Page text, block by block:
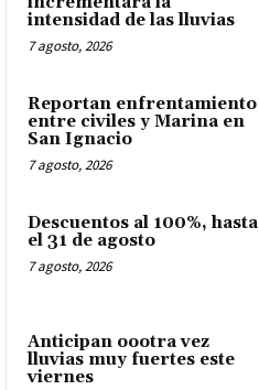
intensidad de las lluvias
7 agosto, 2026
Reportan enfrentamiento
entre civiles y Marina en
San Ignacio
7 agosto, 2026
Descuentos al 100%, hasta
el 31 de agosto
7 agosto, 2026
Anticipan oootra vez
lluvias muy fuertes este
viernes